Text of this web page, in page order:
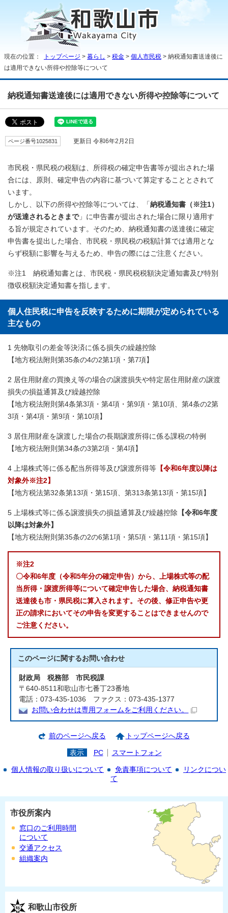
現在の位置： トップページ > 暮らし > 税金 > 個人市民税 > 納税通知書送達後に
は適用できない所得や控除等について
納税通知書送達後には適用できない所得や控除等について
ページ番号1025831 更新日 令和6年2月2日
市民税・県民税の税額は、所得税の確定申告書等が提出された場
合には、原則、確定申告の内容に基づいて算定することとされて
います。
しかし、以下の所得や控除等については、「 納税通知書（※注1）
が送達されるときまで」に申告書が提出された場合に限り適用す
る旨が規定されています。そのため、納税通知書の送達後に確定
申告書を提出した場合、市民税・県民税の税額計算では適用とな
らず税額に影響を与えるため、申告の際にはご注意ください。
※注1 納税通知書とは、市民税・県民税税額決定通知書及び特別
徴収税額決定通知書を指します。
個人住民税に申告を反映するために期限が定められている
主なもの
1 先物取引の差金等決済に係る損失の繰越控除
【地方税法附則第35条の4の2第1項・第7項】
2 居住用財産の買換え等の場合の譲渡損失や特定居住用財産の譲渡
損失の損益通算及び繰越控除
【地方税法附則第4条第3項・第4項・第9項・第10項、第4条の2第
3項・第4項・第9項・第10項】
3 居住用財産を譲渡した場合の長期譲渡所得に係る課税の特例
【地方税法附則第34条の3第2項・第4項】
4 上場株式等に係る配当所得等及び譲渡所得等 【令和6年度以降は
対象外※注2】
【地方税法第32条第13項・第15項、第313条第13項・第15項】
5 上場株式等に係る譲渡損失の損益通算及び繰越控除 【令和6年度
以降は対象外】
【地方税法附則第35条の2の6第1項・第5項・第11項・第15項】
※注2
〇令和6年度（令和5年分の確定申告）から、上場株式等の配
当所得・譲渡所得等について確定申告した場合、納税通知書
送達後も市・県民税に算入されます。その後、修正申告や更
正の請求においてその申告を変更することはできませんので
ご注意ください。
このページに関するお問い合わせ
財政局 税務部 市民税課
〒640-8511和歌山市七番丁23番地
電話：073-435-1036 ファクス：073-435-1377
お問い合わせは専用フォームをご利用ください。
前のページへ戻る トップページへ戻る
表示 PC スマートフォン
個人情報の取り扱いについて 免責事項について
リンクについ
て
市役所案内
窓口のご利用時間
について
交通アクセス
組織案内
和歌山市役所